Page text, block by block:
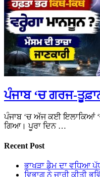
ਪੰਜਾਬ ‘ਚ ਗਰਜ-
ਪੰਜਾਬ ‘ਚ ਅੱਜ ਕਈ ਇਲਾਕਿਆਂ
ਗਿਆ। ਪੂਰਾ ਦਿਨ …
Recent Post
ਭਾਖੜਾ ਡੈਮ ਦਾ ਵਧਿਆ
ਵਿਭਾਗ ਨੇ ਜਾਰੀ ਕੀਤੀ